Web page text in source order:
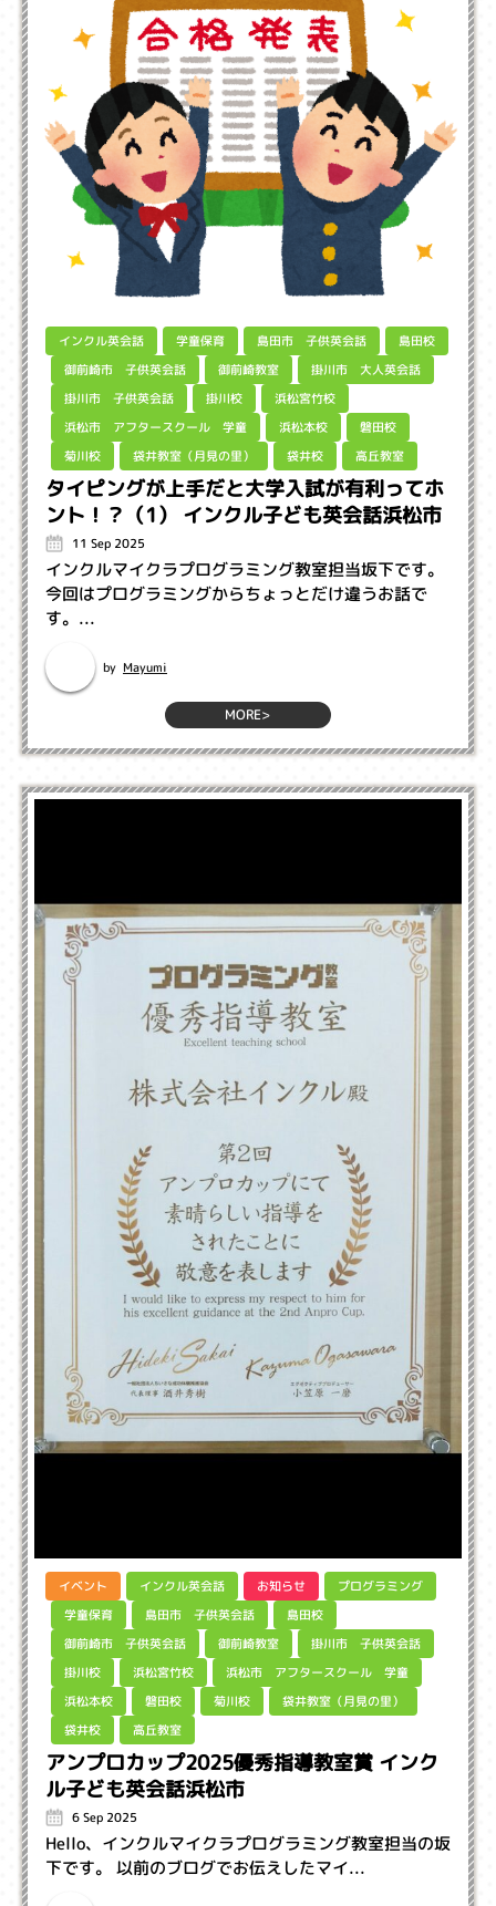
インクル英会話 学童保育 島田市 子供英会話 島田校
御前崎市 子供英会話 御前崎教室
掛川市 大人英会話
掛川市 子供英会話
掛川校 浜松宮竹校
浜松市 アフタースクール 学童 浜松本校
磐田校
菊川校
袋井教室（月見の里） 袋井校 高丘教室
タイピングが上手だと大学入試が有利ってホ
ント！？（1） インクル子ども英会話浜松市
11 Sep 2025
インクルマイクラプログラミング教室担当坂下です。
今回はプログラミングからちょっとだけ違うお話で
す。...
by Mayumi
MORE>
イベント インクル英会話 お知らせ プログラミング
学童保育 島田市 子供英会話 島田校
御前崎市 子供英会話 御前崎教室 掛川市 子供英会話
掛川校 浜松宮竹校 浜松市 アフタースクール 学童
浜松本校 磐田校 菊川校 袋井教室（月見の里）
袋井校 高丘教室
アンプロカップ2025優秀指導教室賞 インク
ル子ども英会話浜松市
6 Sep 2025
Hello、インクルマイクラプログラミング教室担当の坂
下です。 以前のブログでお伝えしたマイ...